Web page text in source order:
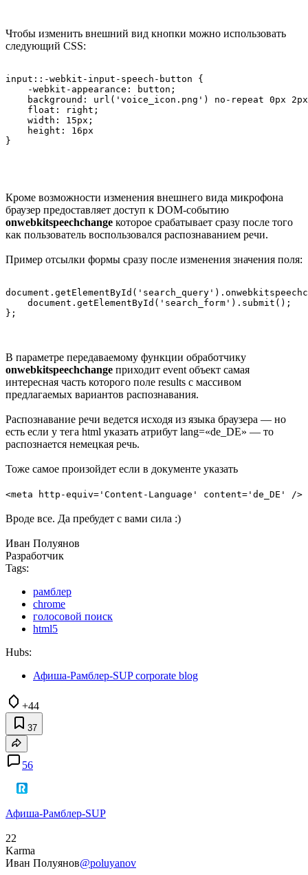
Чтобы изменить внешний вид кнопки можно использовать
следующий CSS:
input::-webkit-input-speech-button {
    -webkit-appearance: button;
background: url('voice_icon.png') no-repeat 0px
    float: right;
    width: 15px;
    height: 16px
}
Кроме возможности изменения внешнего вида микрофона
браузер предоставляет доступ к DOM-событию
onwebkitspeechchange которое срабатывает сразу после того
как пользователь воспользовался распознаванием речи.
Пример отсылки формы сразу после изменения значения поля:
    document.getElementById('search_form').submit();
В параметре передаваемому функции обработчику
onwebkitspeechchange приходит event объект самая
интересная часть которого поле results с массивом
предлагаемых вариантов распознавания.
Распознавание речи ведется исходя из языка браузера — но
есть если у тега html указать атрибут lang=«de_DE» — то
распознается немецкая речь.
Тоже самое произойдет если в документе указать
<meta http-equiv='Content-Language' content='de_DE' />
Вроде все. Да пребудет с вами сила :)
Иван Полуянов
Разработчик
Tags:
рамблер
chrome
голосовой поиск
html5
Hubs:
Афиша-Рамблер-SUP corporate blog
+44
37
56
Афиша-Рамблер-SUP
22
Karma
Иван Полуянов@poluyanov